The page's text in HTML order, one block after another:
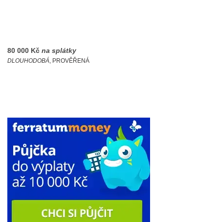
80 000 Kč na splátky
DLOUHODOBÁ, PROVĚŘENÁ